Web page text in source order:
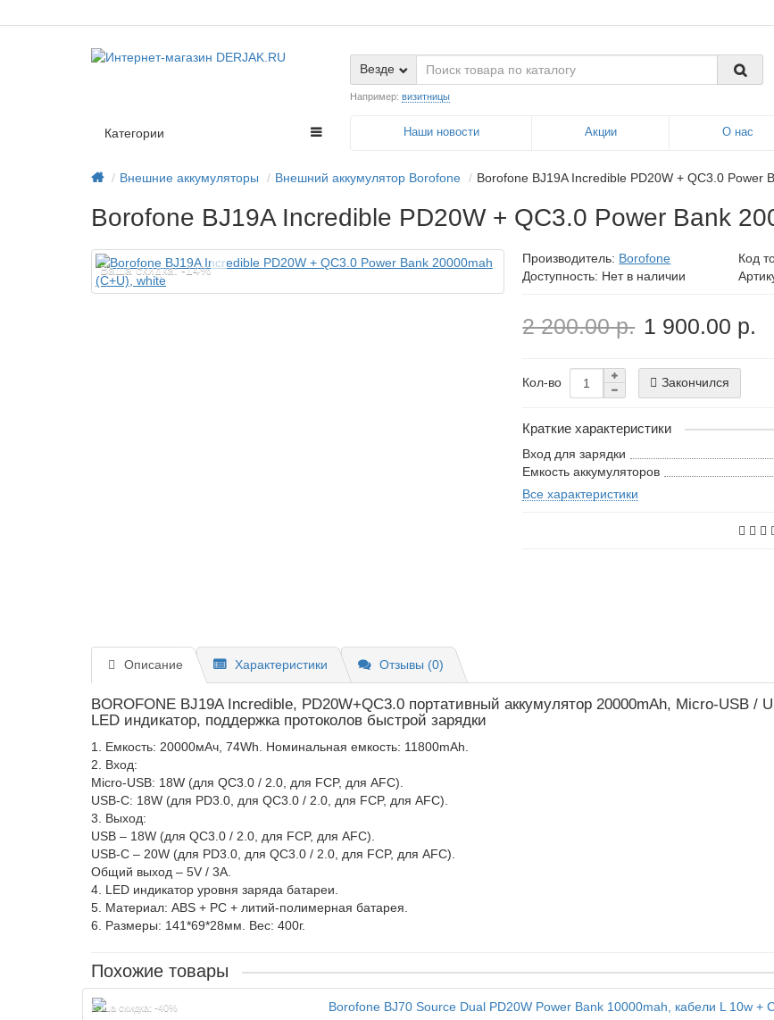
Везде
Например: визитницы
Наши новости Акции О нас
Категории
Внешние аккумуляторы Внешний аккумулятор Borofone Borofone BJ19A Incredible PD20W + QC3.0 Power
Borofone BJ19A Incredible PD20W + QC3.0 Power Bank
Ваша скидка: -14%
Производитель: Borofone Код
Доступность: Нет в наличии
2 200.00 р. 1 900.00 р.
Кол-во Закончился
Краткие характеристики
Вход для зарядки
Емкость аккумуляторов
Все характеристики
Описание Характеристики Отзывы (0)
BOROFONE BJ19A Incredible, PD20W+QC3.0 портативный аккумулятор 20000mAh, Micro-USB /
LED индикатор, поддержка протоколов быстрой зарядки
1. Емкость: 20000мАч, 74Wh. Номинальная емкость: 11800mAh.
2. Вход:
Micro-USB: 18W (для QC3.0 / 2.0, для FCP, для AFC).
USB-C: 18W (для PD3.0, для QC3.0 / 2.0, для FCP, для AFC).
3. Выход:
USB – 18W (для QC3.0 / 2.0, для FCP, для AFC).
USB-C – 20W (для PD3.0, для QC3.0 / 2.0, для FCP, для AFC).
Общий выход – 5V / 3A.
4. LED индикатор уровня заряда батареи.
5. Материал: ABS + PC + литий-полимерная батарея.
6. Размеры: 141*69*28мм. Вес: 400г.
Похожие товары
Ваша скидка: -40%